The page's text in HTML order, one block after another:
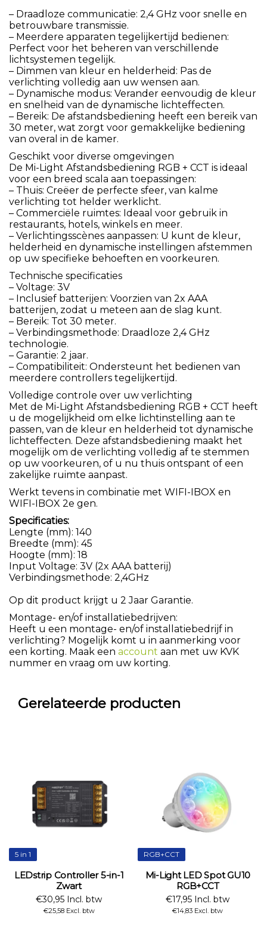
– Draadloze communicatie: 2,4 GHz voor snelle en
betrouwbare transmissie.
– Meerdere apparaten tegelijkertijd bedienen:
Perfect voor het beheren van verschillende
lichtsystemen tegelijk.
– Dimmen van kleur en helderheid: Pas de
verlichting volledig aan uw wensen aan.
– Dynamische modus: Verander eenvoudig de kleur
en snelheid van de dynamische lichteffecten.
– Bereik: De afstandsbediening heeft een bereik van
30 meter, wat zorgt voor gemakkelijke bediening
van overal in de kamer.
Geschikt voor diverse omgevingen
De Mi-Light Afstandsbediening RGB + CCT is ideaal
voor een breed scala aan toepassingen:
– Thuis: Creëer de perfecte sfeer, van kalme
verlichting tot helder werklicht.
– Commerciële ruimtes: Ideaal voor gebruik in
restaurants, hotels, winkels en meer.
– Verlichtingsscènes aanpassen: U kunt de kleur,
helderheid en dynamische instellingen afstemmen
op uw specifieke behoeften en voorkeuren.
Technische specificaties
– Voltage: 3V
– Inclusief batterijen: Voorzien van 2x AAA
batterijen, zodat u meteen aan de slag kunt.
– Bereik: Tot 30 meter.
– Verbindingsmethode: Draadloze 2,4 GHz
technologie.
– Garantie: 2 jaar.
– Compatibiliteit: Ondersteunt het bedienen van
meerdere controllers tegelijkertijd.
Volledige controle over uw verlichting
Met de Mi-Light Afstandsbediening RGB + CCT heeft
u de mogelijkheid om elke lichtinstelling aan te
passen, van de kleur en helderheid tot dynamische
lichteffecten. Deze afstandsbediening maakt het
mogelijk om de verlichting volledig af te stemmen
op uw voorkeuren, of u nu thuis ontspant of een
zakelijke ruimte aanpast.
Werkt tevens in combinatie met WIFI-IBOX en
WIFI-IBOX 2e gen.
Specificaties:
Lengte (mm): 140
Breedte (mm): 45
Hoogte (mm): 18
Input Voltage: 3V (2x AAA batterij)
Verbindingsmethode: 2,4GHz
Op dit product krijgt u 2 Jaar Garantie.
Montage- en/of installatiebedrijven:
Heeft u een montage- en/of installatiebedrijf in
verlichting? Mogelijk komt u in aanmerking voor
een korting. Maak een account aan met uw KVK
nummer en vraag om uw korting.
Gerelateerde producten
5 in 1
LEDstrip Controller 5-in-1
Zwart
€30,95 Incl. btw
€25,58 Excl. btw
RGB+CCT
Mi-Light LED Spot GU10
RGB+CCT
€17,95 Incl. btw
€14,83 Excl. btw